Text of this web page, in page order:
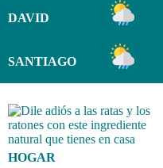
DAVID
SANTIAGO
HOGAR